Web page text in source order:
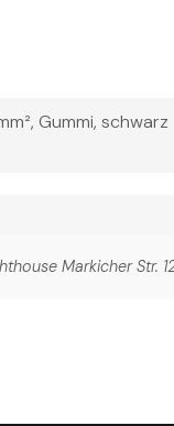
Gummi, schwarz
Markicher Str.